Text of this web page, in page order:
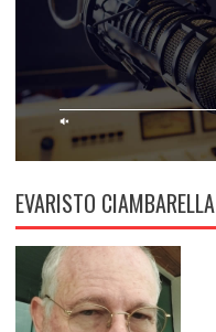
EVARISTO CIAMBARELLA